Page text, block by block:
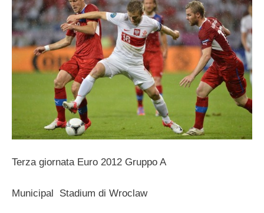
Terza giornata Euro 2012 Gruppo A
Municipal Stadium di Wroclaw